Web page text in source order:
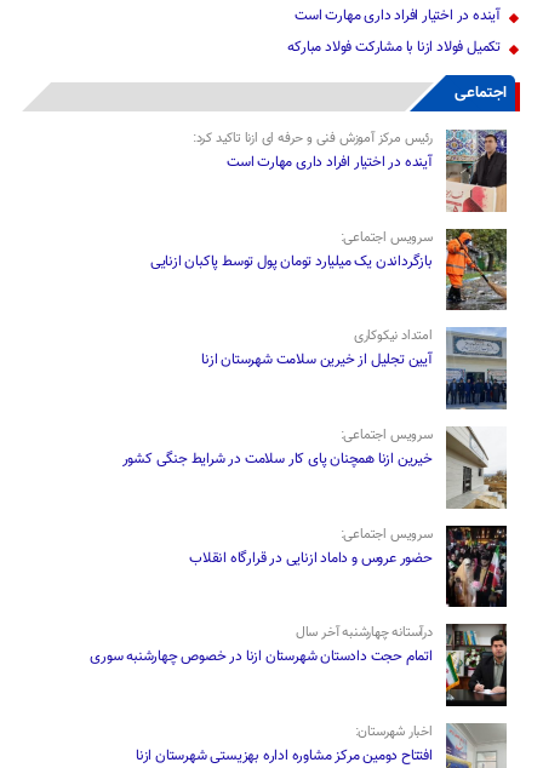
آینده در اختیار افراد داری مهارت است
تکمیل فولاد ازنا با مشارکت فولاد مبارکه
اجتماعی
رئیس مرکز آموزش فنی و حرفه ای ازنا تاکید کرد:
آینده در اختیار افراد داری مهارت است
سرویس اجتماعی:
بازگرداندن یک میلیارد تومان پول توسط پاکبان ازنایی
امتداد نیکوکاری
آیین تجلیل از خیرین سلامت شهرستان ازنا
سرویس اجتماعی:
خیرین ازنا همچنان پای کار سلامت در شرایط جنگی کشور
سرویس اجتماعی:
حضور عروس و داماد ازنایی در قرارگاه انقلاب
درآستانه چهارشنبه آخر سال
اتمام حجت دادستان شهرستان ازنا در خصوص چهارشنبه ‌سوری
اخبار شهرستان:
افتتاح دومین مرکز مشاوره اداره بهزیستی شهرستان ازنا